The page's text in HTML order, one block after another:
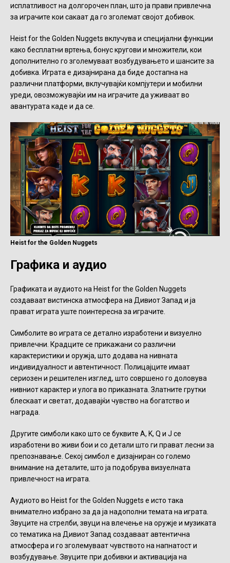
исплатливост на долгорочен план, што ја прави привлечна
за играчите кои сакаат да го зголемат својот добивок.
Heist for the Golden Nuggets вклучува и специјални функции
како бесплатни вртења, бонус кругови и множители, кои
дополнително го зголемуваат возбудувањето и шансите за
добивка. Играта е дизајнирана да биде достапна на
различни платформи, вклучувајќи компјутери и мобилни
уреди, овозможувајќи им на играчите да уживаат во
авантурата каде и да се.
Heist for the Golden Nuggets
Графика и аудио
Графиката и аудиото на Heist for the Golden Nuggets
создаваат вистинска атмосфера на Дивиот Запад и ја
прават играта уште поинтересна за играчите.
Симболите во играта се детално изработени и визуелно
привлечни. Крадците се прикажани со различни
карактеристики и оружја, што додава на нивната
индивидуалност и автентичност. Полицајците имаат
сериозен и решителен изглед, што совршено го доловува
нивниот карактер и улога во приказната. Златните грутки
блескаат и светат, додавајќи чувство на богатство и
награда.
Другите симболи како што се буквите A, K, Q и J се
изработени во живи бои и со детали што ги прават лесни за
препознавање. Секој симбол е дизајниран со големо
внимание на деталите, што ја подобрува визуелната
привлечност на играта.
Аудиото во Heist for the Golden Nuggets е исто така
внимателно избрано за да ја надополни темата на играта.
Звуците на стрелби, звуци на влечење на оружје и музиката
со тематика на Дивиот Запад создаваат автентична
атмосфера и го зголемуваат чувството на напнатост и
возбудување. Звуците при добивки и активација на